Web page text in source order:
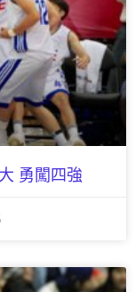
勇闖四強